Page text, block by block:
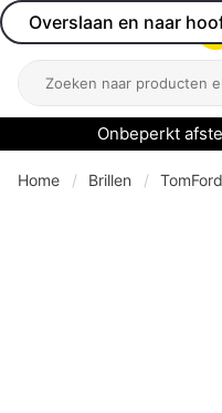
Overslaan en naar
Open menu
Zoeken
Onbeperkt
Home Brillen